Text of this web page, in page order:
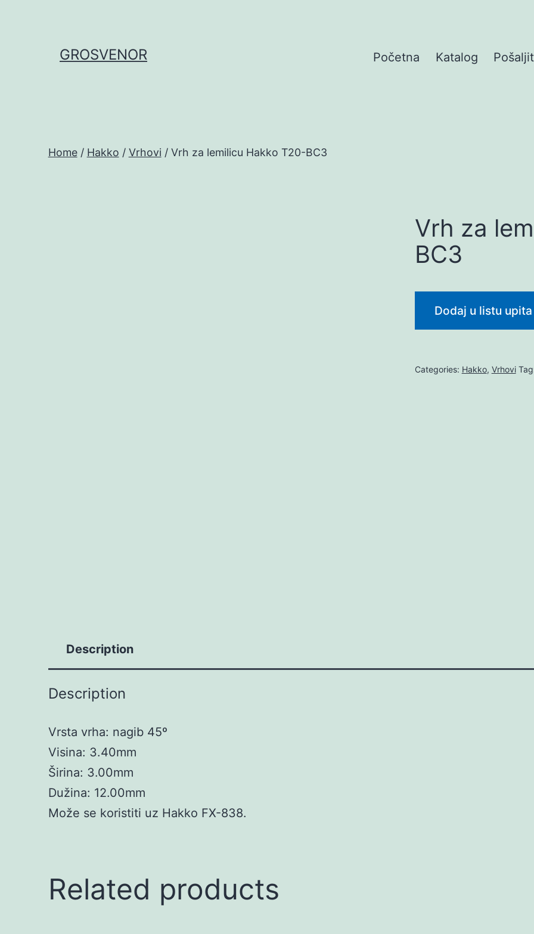
GROSVENOR Početna Katalog
Home/ Hakko / Vrhovi / Vrh za lemilicu Hakko T20-BC3
Vrh za
BC3
Dodaj u listu upita
Categories: Hakko, Vrhovi
Description
Description
Vrsta vrha: nagib 45º
Visina: 3.40mm
Širina: 3.00mm
Dužina: 12.00mm
Može se koristiti uz Hakko FX-838.
Related products